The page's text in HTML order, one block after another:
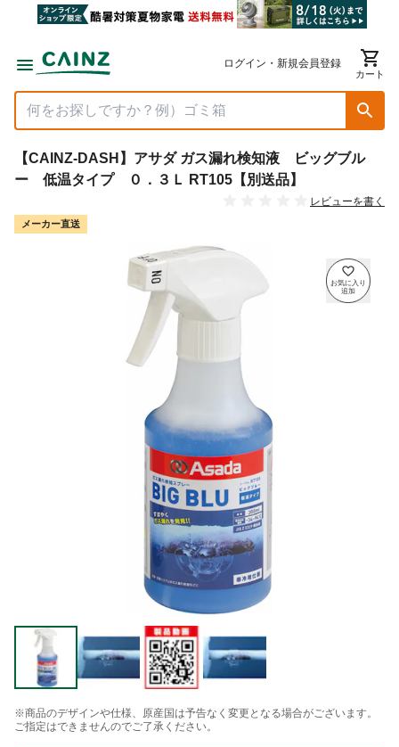
ログイン・新規会員登録
カート
【CAINZ-DASH】アサダ ガス漏れ検知液 ビッグブル
ー 低温タイプ ０．３Ｌ RT105【別送品】
レビューを書く
メーカー直送
※商品のデザインや仕様、原産国は予告なく変更となる場合がございます。
ご指定はできませんのでご了承ください。